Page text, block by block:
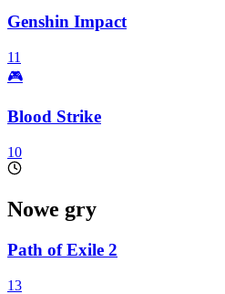
Genshin Impact
11
🎮
Blood Strike
10
Nowe gry
Path of Exile 2
13